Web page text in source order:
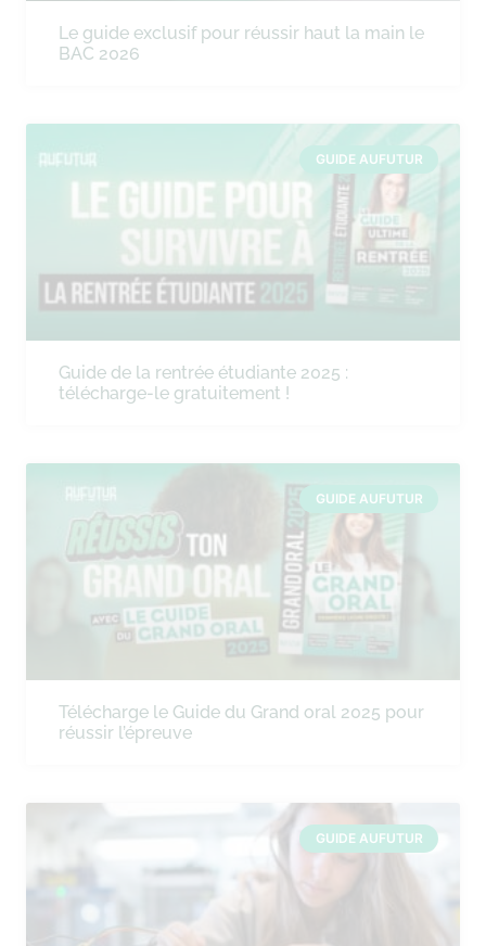
Le guide exclusif pour réussir haut la main le
BAC 2026
GUIDE AUFUTUR
Guide de la rentrée étudiante 2025 :
télécharge-le gratuitement !
GUIDE AUFUTUR
Télécharge le Guide du Grand oral 2025 pour
réussir l’épreuve
GUIDE AUFUTUR